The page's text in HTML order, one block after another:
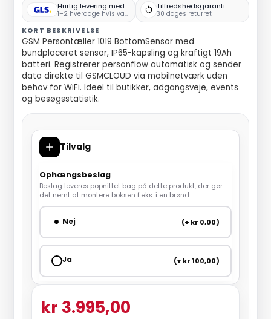
Hurtig levering med GLS
1–2 hverdage hvis varen er på lager
Tilfredshedsgaranti
30 dages returret
KORT BESKRIVELSE
GSM Persontæller 1019 BottomSensor med
bundplaceret sensor, IP65-kapsling og kraftigt 19Ah
batteri. Registrerer personflow automatisk og sender
data direkte til GSMCLOUD via mobilnetværk uden
behov for WiFi. Ideel til butikker, adgangsveje, events
og besøgsstatistik.
Tilvalg
Ophængsbeslag
Beslag leveres popnittet bag på dette produkt, der gør
det nemt at montere boksen f.eks. i en brønd.
Nej (+ kr 0,00)
Ja (+ kr 100,00)
kr 3.995,00